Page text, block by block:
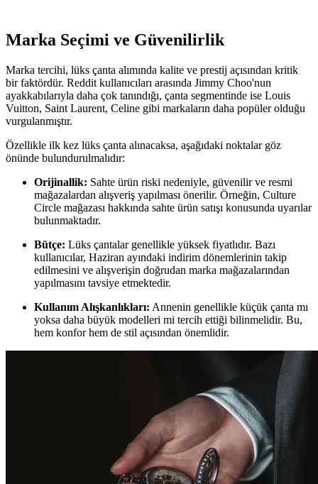
Marka Seçimi ve Güvenilirlik
Marka tercihi, lüks çanta alımında kalite ve prestij açısından kritik
bir faktördür. Reddit kullanıcıları arasında Jimmy Choo'nun
ayakkabılarıyla daha çok tanındığı, çanta segmentinde ise Louis
Vuitton, Saint Laurent, Celine gibi markaların daha popüler olduğu
vurgulanmıştır.
Özellikle ilk kez lüks çanta alınacaksa, aşağıdaki noktalar göz
önünde bulundurulmalıdır:
Orijinallik: Sahte ürün riski nedeniyle, güvenilir ve resmi
mağazalardan alışveriş yapılması önerilir. Örneğin, Culture
Circle mağazası hakkında sahte ürün satışı konusunda uyarılar
bulunmaktadır.
Bütçe: Lüks çantalar genellikle yüksek fiyatlıdır. Bazı
kullanıcılar, Haziran ayındaki indirim dönemlerinin takip
edilmesini ve alışverişin doğrudan marka mağazalarından
yapılmasını tavsiye etmektedir.
Kullanım Alışkanlıkları: Annenin genellikle küçük çanta mı
yoksa daha büyük modelleri mi tercih ettiği bilinmelidir. Bu,
hem konfor hem de stil açısından önemlidir.